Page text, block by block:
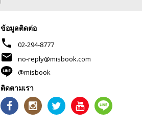
ข้อมูลติดต่อ
phone 02-294-8777
mail
no-reply@misbook.com
@misbook
ติดตามเรา